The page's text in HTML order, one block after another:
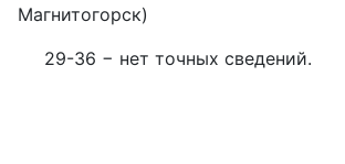
Магнитогорск)
29-36 − нет точных сведений.